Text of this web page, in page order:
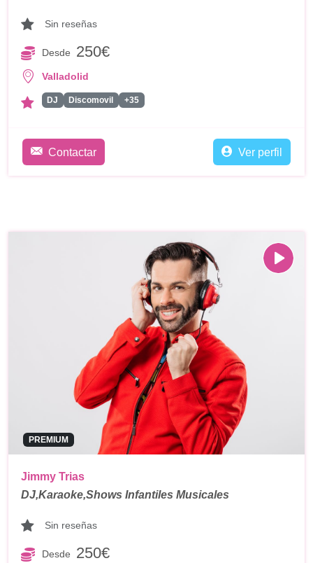
Sin reseñas
Desde 250€
Valladolid
DJ Discomovil +35
Contactar Ver perfil
PREMIUM
Jimmy Trias
DJ,Karaoke,Shows Infantiles Musicales
Sin reseñas
Desde 250€